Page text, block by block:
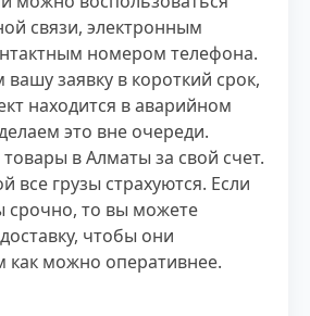
связи, электронным
номером телефона.
заявку в короткий срок,
находится в аварийном
это вне очереди.
в Алматы за свой счет.
все грузы страхуются. Если
срочно, то вы можете
чтобы они
как можно оперативнее.